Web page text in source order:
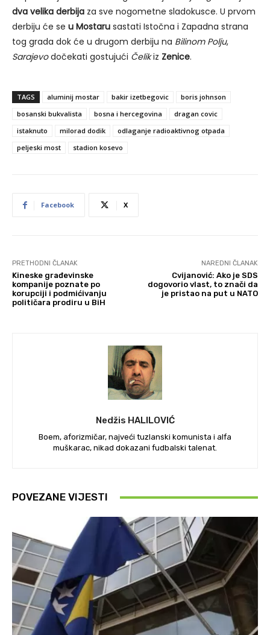
dva velika derbija za sve nogometne sladokusce. U prvom
derbiju će se u Mostaru sastati Istočna i Zapadna strana
tog grada dok će u drugom derbiju na Bilinom Polju,
Sarajevodočekati gostujući Čelikiz Zenice.
TAGS aluminij mostar bakir izetbegovic
boris johnson
bosanski bukvalista
bosna i hercegovina
dragan covic
istaknuto
milorad dodik
odlaganje radioaktivnog otpada
peljeski most
stadion kosevo
Facebook X
PRETHODNI ČLANAK
Kineske građevinske
kompanije poznate po
korupciji i podmićivanju
političara prodiru u BiH
NAREDNI ČLANAK
Cvijanović: Ako je SDS
dogovorio vlast, to znači da
je pristao na put u NATO
Nedžis HALILOVIĆ
Boem, aforizmičar, najveći tuzlanski komunista i alfa
muškarac, nikad dokazani fudbalski talenat.
POVEZANE VIJESTI